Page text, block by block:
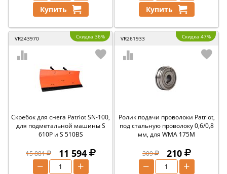
Купить Купить
VR243970 Скидка 36%
Скребок для снега Patriot SN-100,
для подметальной машины S
610P и S 510BS
15 881 11 594
+
−
VR261933 Скидка 47%
Ролик подачи проволоки Patriot,
под стальную проволоку 0,6/0,8
мм, для WMA 175M
309 210
+
−